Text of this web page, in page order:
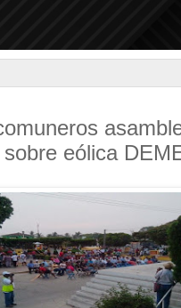
eólica